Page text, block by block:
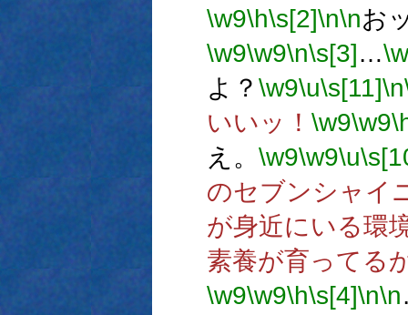
\w9\h\s[2]\n\nお
\w9\w9\n\s[3]…
よ？ \w9\u\s[11]\n
いいッ！ \w9\w9
え。 \w9\w9\u
のセブンシャイ
が身近にいる環
素養が育ってる
\w9\w9\h\s[4]\n\n